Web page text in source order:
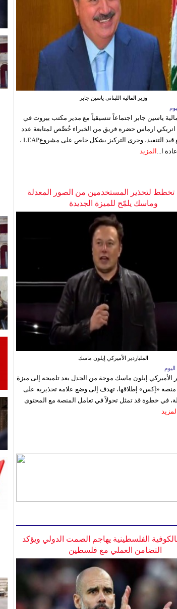
وزير المالية اللبناني ياسين جابر
ياسين جابر اجتماعاً تنسيقياً مع مدير مكتب بيروت في
انريكي ارماس حضره فريق من الخبراء خُصِّص لمتابعة عدد
من المشاريع قيد التنفيذ، وجرى التركيز بشكل خاص على مشروعLEAP ،
ا... المزيد
لتحذير المستخدمين من الصور المعدلة
وماسك يلمّح للميزة الجديدة
الملياردير الأميركي إيلون ماسك
الأميركي إيلون ماسك موجة من الجدل بعد تلميحه إلى ميزة
منصة «إكس» إطلاقها، تهدف إلى وضع علامة تحذيرية على
في خطوة قد تمثل تحولاً في تعامل المنصة مع المحتوى
المزيد
بالكوفية الفلسطينية يهاجم الصمت الدولي ويؤكد
التضامن العملي مع فلسطين